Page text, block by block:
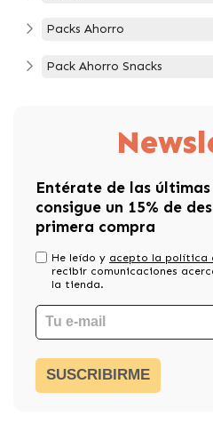
Packs Ahorro
Pack Ahorro Snacks
Entérate de las
consigue un 15% de
primera compra
He leído y acepto la política
recibir comunicaciones
la tienda.
SUSCRIBIRME